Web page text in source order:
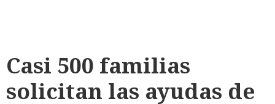
Casi 500 familias
solicitan las ayudas de